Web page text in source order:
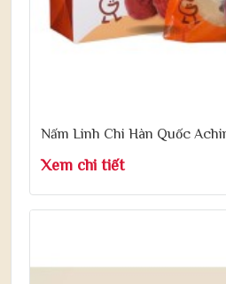
Nấm Linh Chi Hàn Quốc
Xem chi tiết